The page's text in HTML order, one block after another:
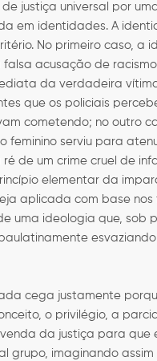
justiça universal por
em identidades. A
No primeiro caso, a
falsa acusação de
da verdadeira
que os policiais
cometendo; no outro
feminino serviu para
de um crime cruel de
elementar da
aplicada com base nos
uma ideologia que, sob
cega justamente
o privilégio, a
da justiça para que
grupo, imaginando